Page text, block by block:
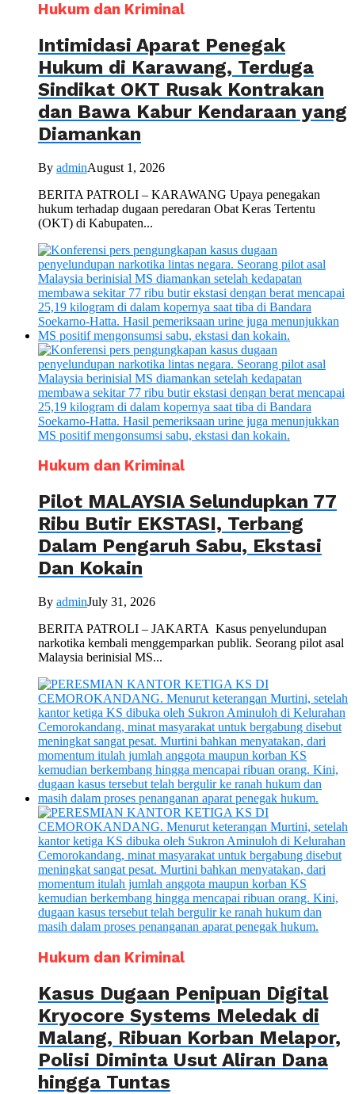
Hukum dan Kriminal
Intimidasi Aparat Penegak
Hukum di Karawang, Terduga
Sindikat OKT Rusak Kontrakan
dan Bawa Kabur Kendaraan yang
Diamankan
By adminAugust 1, 2026
BERITA PATROLI – KARAWANG Upaya penegakan
hukum terhadap dugaan peredaran Obat Keras Tertentu
(OKT) di Kabupaten...
Hukum dan Kriminal
Pilot MALAYSIA Selundupkan 77
Ribu Butir EKSTASI, Terbang
Dalam Pengaruh Sabu, Ekstasi
Dan Kokain
By adminJuly 31, 2026
BERITA PATROLI – JAKARTA Kasus penyelundupan
narkotika kembali menggemparkan publik. Seorang pilot asal
Malaysia berinisial MS...
Hukum dan Kriminal
Kasus Dugaan Penipuan Digital
Kryocore Systems Meledak di
Malang, Ribuan Korban Melapor,
Polisi Diminta Usut Aliran Dana
hingga Tuntas